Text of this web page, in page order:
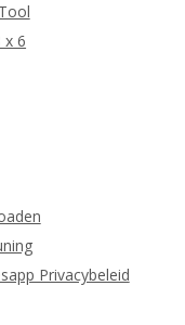
x 6
Privacybeleid